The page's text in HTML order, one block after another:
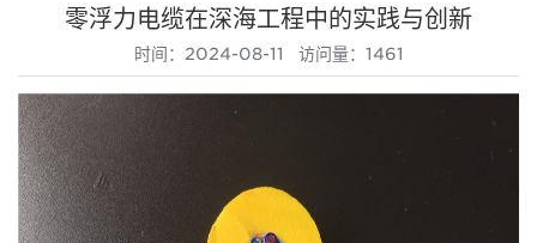
零浮力电缆在深海工程中的实践与创新
时间：2024-08-11 访问量：1461